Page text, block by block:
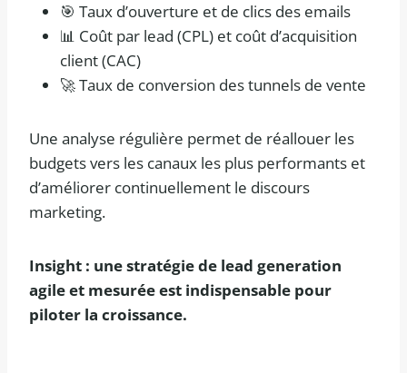
🎯 Taux d’ouverture et de clics des emails
📊 Coût par lead (CPL) et coût d’acquisition
client (CAC)
🚀 Taux de conversion des tunnels de vente
Une analyse régulière permet de réallouer les
budgets vers les canaux les plus performants et
d’améliorer continuellement le discours
marketing.
Insight : une stratégie de lead generation
agile et mesurée est indispensable pour
piloter la croissance.